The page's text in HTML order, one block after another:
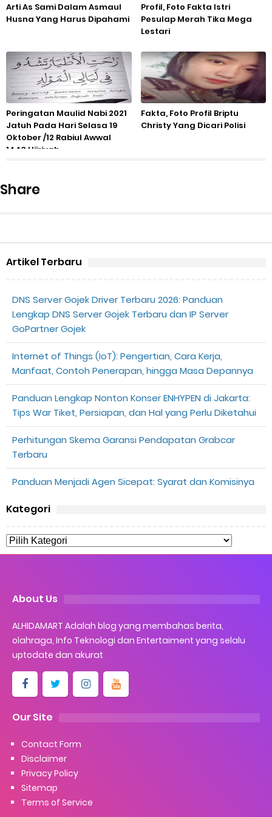
Arti As Sami Dalam Asmaul
Husna Yang Harus Dipahami
Profil, Foto Fakta Istri
Pesulap Merah Tika Mega
Lestari
Peringatan Maulid Nabi 2021
Jatuh Pada Hari Selasa 19
Oktober /12 Rabiul Awwal
1443 Hijriyah
Fakta, Foto Profil Briptu
Christy Yang Dicari Polisi
Share
Artikel Terbaru
DNS Server Gojek Driver Terbaru 2026: Panduan
Lengkap DNS Server Gojek Terbaru dan IP Server
GoPartner Gojek
Internet of Things (IoT): Pengertian, Cara Kerja,
Manfaat, Contoh Penerapan, hingga Masa Depannya
Panduan Lengkap Nonton Konser ENHYPEN di Jakarta:
Tips War Tiket, Persiapan, dan Hal yang Perlu Diketahui
Perhitungan Skema Garansi Pendapatan Grabcar
Terbaru
Panduan Menjadi Agen Sicepat: Syarat dan Komisinya
Kategori
About Us
ALHIDAMART Adalah blog yang membahas berita,
olahraga, Info Teknologi dan Entertaiment yang selalu
uptodate dan akurat
Our Site
Contact Form
Disclaimer
Privacy Policy
Sitemap
Terms of Service